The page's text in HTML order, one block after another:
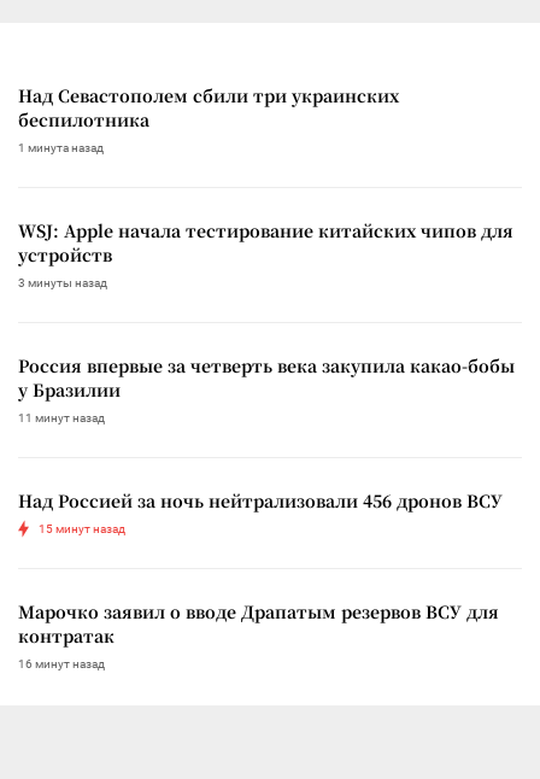
Над Севастополем сбили три украинских
беспилотника
1 минута назад
WSJ: Apple начала тестирование китайских чипов для
устройств
3 минуты назад
Россия впервые за четверть века закупила какао-бобы
у Бразилии
11 минут назад
Над Россией за ночь нейтрализовали 456 дронов ВСУ
15 минут назад
Марочко заявил о вводе Драпатым резервов ВСУ для
контратак
16 минут назад